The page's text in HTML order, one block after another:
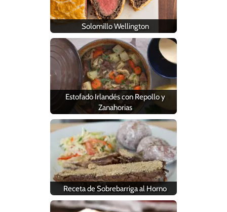
Solomillo Wellington
Estofado Irlandés con Repollo y
Zanahorias
Receta de Sobrebarriga al Horno